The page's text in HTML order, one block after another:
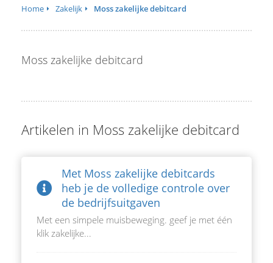
Home Zakelijk Moss zakelijke debitcard
Moss zakelijke debitcard
Artikelen in Moss zakelijke debitcard
Met Moss zakelijke debitcards
heb je de volledige controle over
de bedrijfsuitgaven
Met een simpele muisbeweging. geef je met één
klik zakelijke...